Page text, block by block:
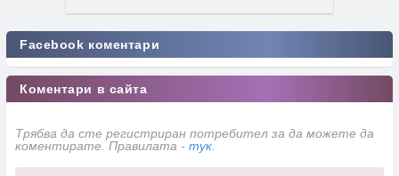
Facebook коментари
Коментари в сайта
Трябва да сте регистриран потребител за да можете да
коментирате. Правилата - тук